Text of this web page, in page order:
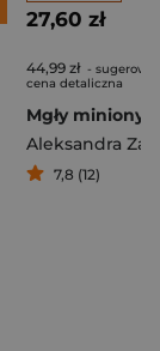
27,60 zł
44,99 zł -
cena detaliczna
Aleksandra
7,8 (12)